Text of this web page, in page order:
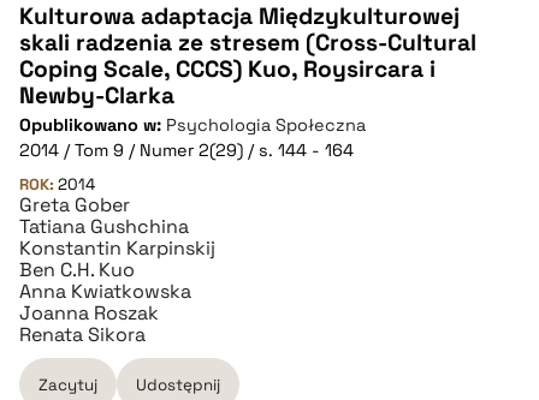
CZYSTY TEKST
pobierz cytat
BIBTEX
pobierz cytat
Kulturowa adaptacja Międzykulturowej
skali radzenia ze stresem (Cross-Cultural
Coping Scale, CCCS) Kuo, Roysircara i
Newby-Clarka
Opublikowano w: Psychologia Społeczna
2014 / Tom 9 / Numer 2(29) / s. 144 - 164
ROK: 2014
Greta Gober
Tatiana Gushchina
Konstantin Karpinskij
Ben C.H. Kuo
Anna Kwiatkowska
Joanna Roszak
Renata Sikora
Zacytuj Udostępnij